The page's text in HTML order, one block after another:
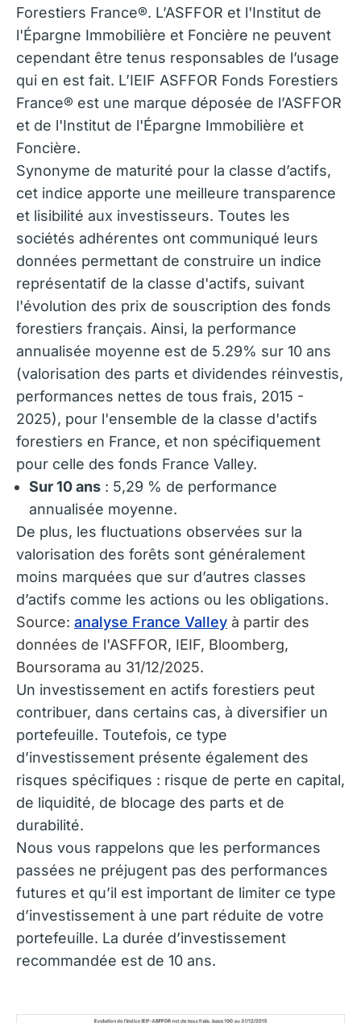
Forestiers France®. L’ASFFOR et l'Institut de
l'Épargne Immobilière et Foncière ne peuvent
cependant être tenus responsables de l’usage
qui en est fait. L’IEIF ASFFOR Fonds Forestiers
France® est une marque déposée de l’ASFFOR
et de l'Institut de l'Épargne Immobilière et
Foncière.
Synonyme de maturité pour la classe d’actifs,
cet indice apporte une meilleure transparence
et lisibilité aux investisseurs. Toutes les
sociétés adhérentes ont communiqué leurs
données permettant de construire un indice
représentatif de la classe d'actifs, suivant
l'évolution des prix de souscription des fonds
forestiers français. Ainsi, la performance
annualisée moyenne est de 5.29% sur 10 ans
(valorisation des parts et dividendes réinvestis,
performances nettes de tous frais, 2015 -
2025), pour l'ensemble de la classe d'actifs
forestiers en France, et non spécifiquement
pour celle des fonds France Valley.
Sur 10 ans : 5,29 % de performance
annualisée moyenne.
De plus, les fluctuations observées sur la
valorisation des forêts sont généralement
moins marquées que sur d’autres classes
d’actifs comme les actions ou les obligations.
Source: analyse France Valley à partir des
données de l'ASFFOR, IEIF, Bloomberg,
Boursorama au 31/12/2025.
Un investissement en actifs forestiers peut
contribuer, dans certains cas, à diversifier un
portefeuille. Toutefois, ce type
d’investissement présente également des
risques spécifiques : risque de perte en capital,
de liquidité, de blocage des parts et de
durabilité.
Nous vous rappelons que les performances
passées ne préjugent pas des performances
futures et qu’il est important de limiter ce type
d’investissement à une part réduite de votre
portefeuille. La durée d’investissement
recommandée est de 10 ans.